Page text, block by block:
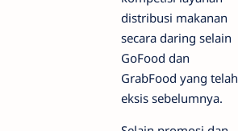
distribusi makanan
secara daring selain
GoFood dan
GrabFood yang telah
eksis sebelumnya.